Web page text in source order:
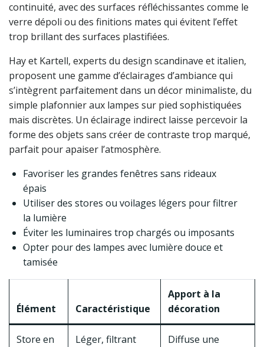
continuité, avec des surfaces réfléchissantes comme le
verre dépoli ou des finitions mates qui évitent l’effet
trop brillant des surfaces plastifiées.
Hay et Kartell, experts du design scandinave et italien,
proposent une gamme d’éclairages d’ambiance qui
s’intègrent parfaitement dans un décor minimaliste, du
simple plafonnier aux lampes sur pied sophistiquées
mais discrètes. Un éclairage indirect laisse percevoir la
forme des objets sans créer de contraste trop marqué,
parfait pour apaiser l’atmosphère.
Favoriser les grandes fenêtres sans rideaux
épais
Utiliser des stores ou voilages légers pour filtrer
la lumière
Éviter les luminaires trop chargés ou imposants
Opter pour des lampes avec lumière douce et
tamisée
Élément Caractéristique
Apport à la
décoration
Store en
Léger, filtrant
Diffuse une